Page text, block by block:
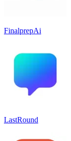
FinalprepAi
LastRound